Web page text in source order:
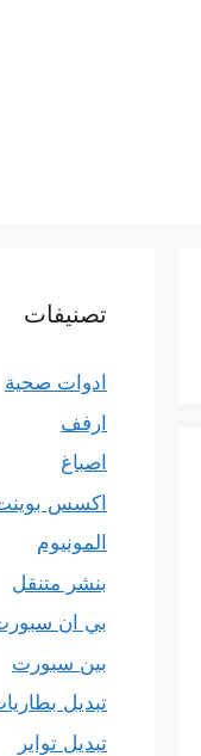
تصنيفات
ادوات صحية
ارفف
اصباغ
اكسس
المونيوم
بنشر متنقل
بي ان
بين سبورت
تبديل
تبديل تواير